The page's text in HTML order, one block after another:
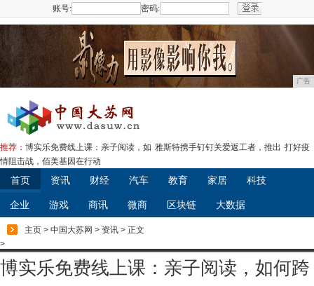
账号: 密码:
广告
推荐： 博实乐免费线上课：亲子阅读，如 雅斯特携手钉钉关爱返工者，推出 打好疫
情阻击战，佰美基因在行动
首页 资讯 财经 汽车 教育 家居 科技
企业 游戏 商讯 微商 区块链 大数据
主页 > 中国大苏网 > 资讯 > 正文
>
博实乐免费线上课：亲子阅读，如何跨